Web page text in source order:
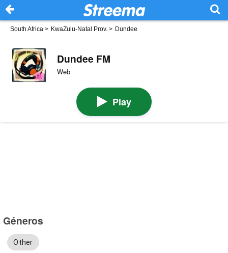
South Africa > KwaZulu-Natal Prov. > Dundee
Dundee FM
Web
Play
Géneros
Other